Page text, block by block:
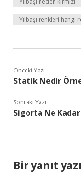
Yılbaşı neden kırmızı
Yılbaşı renkleri hangi
Önceki Yazı
Statik Nedir
Sonraki Yazı
Sigorta Ne
Bir yanıt